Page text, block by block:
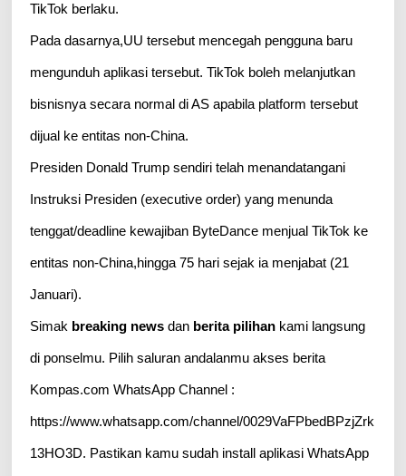
TikTok berlaku.
Pada dasarnya,UU tersebut mencegah pengguna baru
mengunduh aplikasi tersebut. TikTok boleh melanjutkan
bisnisnya secara normal di AS apabila platform tersebut
dijual ke entitas non-China.
Presiden Donald Trump sendiri telah menandatangani
Instruksi Presiden (executive order) yang menunda
tenggat/deadline kewajiban ByteDance menjual TikTok ke
entitas non-China,hingga 75 hari sejak ia menjabat (21
Januari).
Simak breaking news dan berita pilihan kami langsung
di ponselmu. Pilih saluran andalanmu akses berita
Kompas.com WhatsApp Channel :
https://www.whatsapp.com/channel/0029VaFPbedBPzjZrk
13HO3D. Pastikan kamu sudah install aplikasi WhatsApp